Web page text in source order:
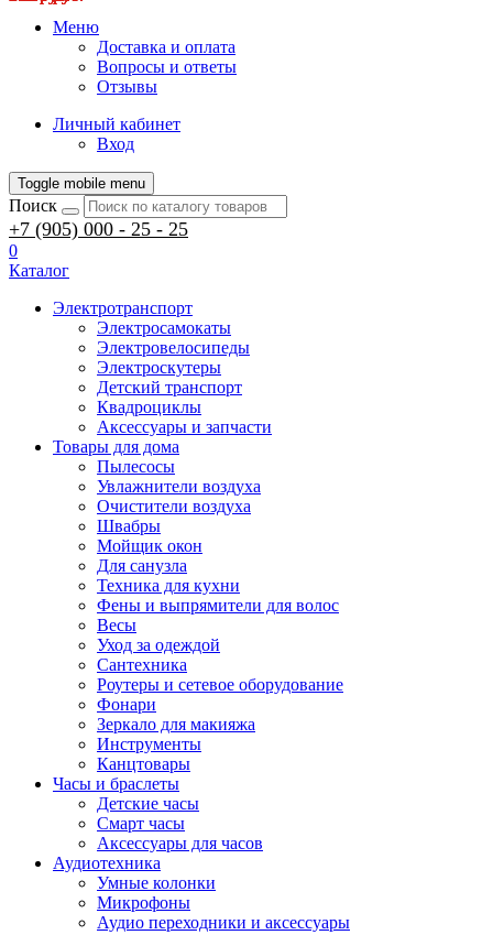
Меню
Доставка и оплата
Вопросы и ответы
Отзывы
Личный кабинет
Вход
Toggle mobile menu
Поиск
+7 (905) 000 - 25 - 25
0
Каталог
Электротранспорт
Электросамокаты
Электровелосипеды
Электроскутеры
Детский транспорт
Квадроциклы
Аксессуары и запчасти
Товары для дома
Пылесосы
Увлажнители воздуха
Очистители воздуха
Швабры
Мойщик окон
Для санузла
Техника для кухни
Фены и выпрямители для волос
Весы
Уход за одеждой
Сантехника
Роутеры и сетевое оборудование
Фонари
Зеркало для макияжа
Инструменты
Канцтовары
Часы и браслеты
Детские часы
Смарт часы
Аксессуары для часов
Аудиотехника
Умные колонки
Микрофоны
Аудио переходники и аксессуары